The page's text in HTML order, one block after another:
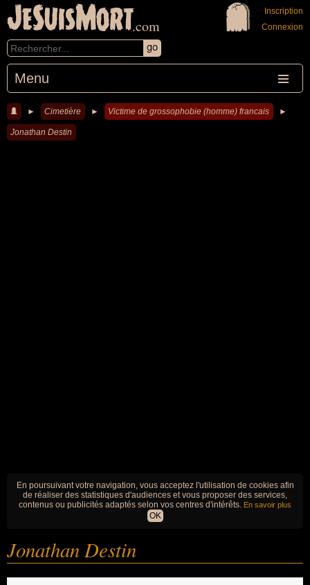
JeSuisMort.com
Menu
Inscription
Connexion
► Cimetière ► Victime de grossophobie (homme) francais ►
Jonathan Destin
En poursuivant votre navigation, vous acceptez l'utilisation de cookies afin
de réaliser des statistiques d'audiences et vous proposer des services,
contenus ou publicités adaptés selon vos centres d'intérêts. En savoir plus
OK
Jonathan Destin